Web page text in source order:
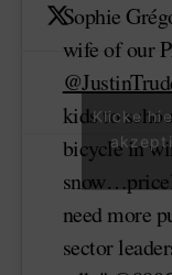
Sophie
wife of our
kids to
bicycle in
need more
sector
Klicke